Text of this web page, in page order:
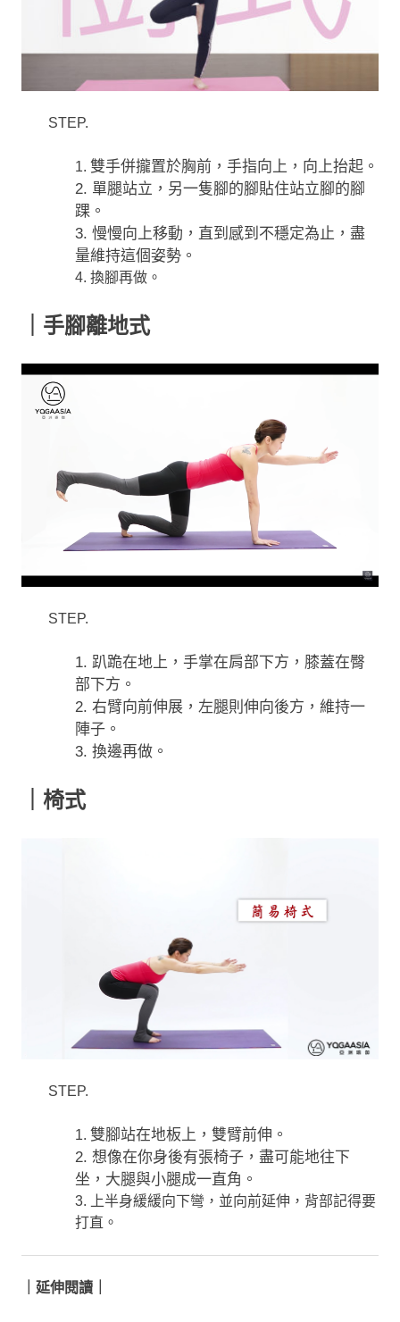
STEP.
1. 雙手併攏置於胸前，手指向上，向上抬起。
2. 單腿站立，另一隻腳的腳貼住站立腳的腳
踝。
3. 慢慢向上移動，直到感到不穩定為止，盡
量維持這個姿勢。
4. 換腳再做。
｜手腳離地式
STEP.
1. 趴跪在地上，手掌在肩部下方，膝蓋在臀
部下方。
2. 右臂向前伸展，左腿則伸向後方，維持一
陣子。
3. 換邊再做。
｜椅式
STEP.
1. 雙腳站在地板上，雙臂前伸。
2. 想像在你身後有張椅子，盡可能地往下
坐，大腿與小腿成一直角。
3. 上半身緩緩向下彎，並向前延伸，背部記得要
打直。
｜延伸閱讀｜